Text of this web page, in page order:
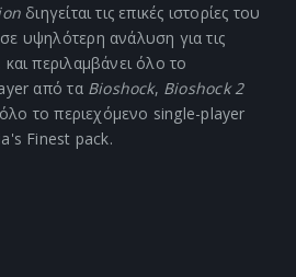
διηγείται τις επικές ιστορίες του
υψηλότερη ανάλυση για τις
περιλαμβάνει όλο το
από τα Bioshock, Bioshock 2
το περιεχόμενο single-player
Finest pack.